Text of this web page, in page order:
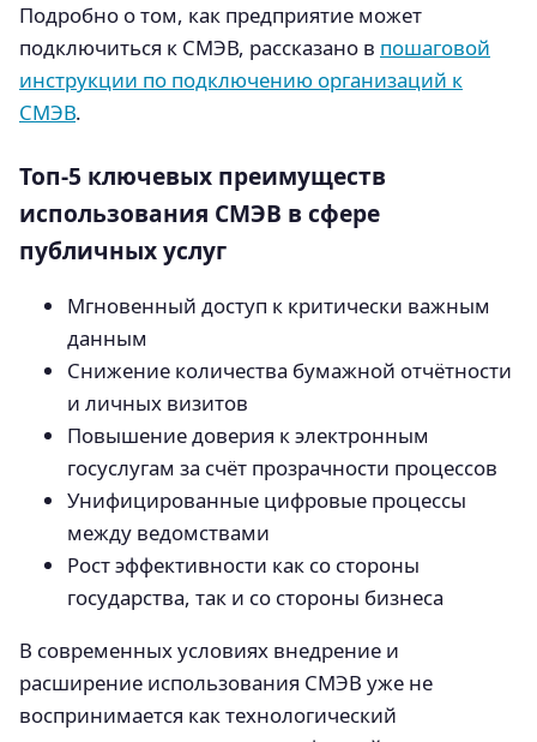
Подробно о том, как предприятие может
подключиться к СМЭВ, рассказано в пошаговой
инструкции по подключению организаций к
СМЭВ.
Топ-5 ключевых преимуществ
использования СМЭВ в сфере
публичных услуг
Мгновенный доступ к критически важным
данным
Снижение количества бумажной отчётности
и личных визитов
Повышение доверия к электронным
госуслугам за счёт прозрачности процессов
Унифицированные цифровые процессы
между ведомствами
Рост эффективности как со стороны
государства, так и со стороны бизнеса
В современных условиях внедрение и
расширение использования СМЭВ уже не
воспринимается как технологический